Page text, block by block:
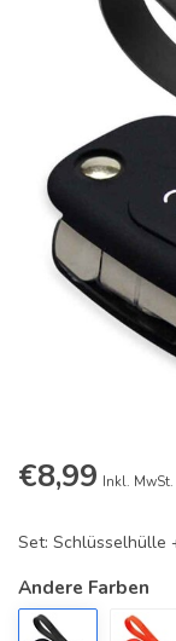
€8,99 Inkl. MwSt.
Set: Schlüsselhülle
Andere Farben